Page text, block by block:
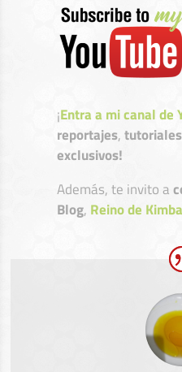
¡Entra a mi canal de
reportajes,tutoriales
exclusivos!
Además, te invito a
Blog, Reino de